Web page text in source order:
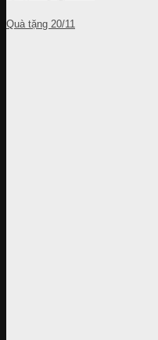
Quà tặng 20/11